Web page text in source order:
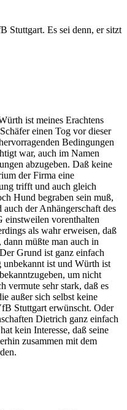
Stuttgart. Es sei denn, er sitzt
ist meines Erachtens
einen Tog vor dieser
Bedingungen
war, auch im Namen
abzugeben. Daß keine
der Firma eine
trifft und auch gleich
Hund begraben sein muß,
der Anhängerschaft des
vorenthalten
als wahr erweisen, daß
müßte man auch in
Grund ist ganz einfach
unbekannt ist und Würth ist
um nicht
vermute sehr stark, daß es
außer sich selbst keine
Stuttgart erwünscht. Oder
Dietrich ganz einfach
kein Interesse, daß seine
zusammen mit dem